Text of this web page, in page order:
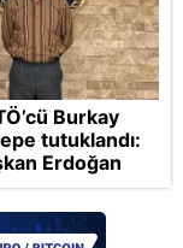
Burkay
tutuklandı:
Erdoğan
oldu! 5 suçtan
talebi